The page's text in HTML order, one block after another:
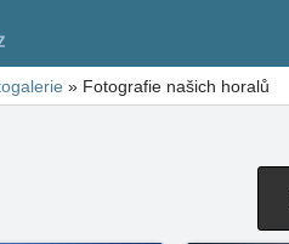
» Fotografie našich horalů